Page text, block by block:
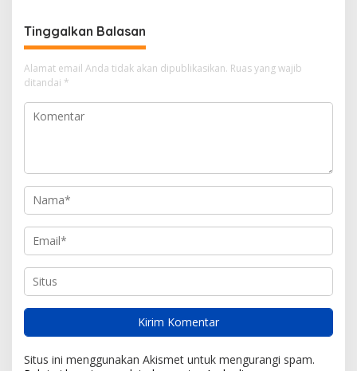
Tinggalkan Balasan
Alamat email Anda tidak akan dipublikasikan. Ruas yang wajib
ditandai *
Situs ini menggunakan Akismet untuk mengurangi spam.